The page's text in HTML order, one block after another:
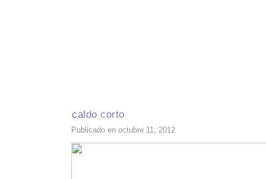
caldo corto
Publicado en octubre 11, 2012